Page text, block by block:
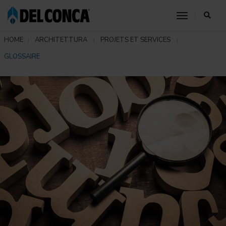
toggle
HOME ARCHITETTURA
PROJETS ET SERVICES
GLOSSAIRE